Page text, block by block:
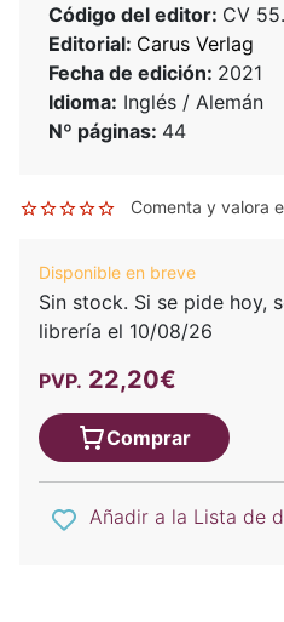
Código del editor: CV
Editorial: Carus Verlag
Fecha de edición: 2021
Idioma: Inglés / Alemán
Nº páginas: 44
Comenta y valora
Disponible en breve
Sin stock. Si se pide hoy,
librería el 10/08/26
PVP. 22,20€
Comprar
Añadir a la Lista de